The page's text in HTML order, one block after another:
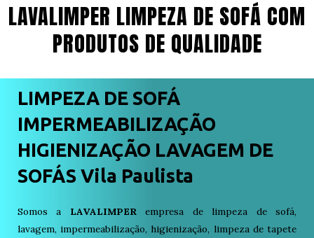
LAVALIMPER LIMPEZA DE SOFÁ COM
PRODUTOS DE QUALIDADE
LIMPEZA DE SOFÁ
IMPERMEABILIZAÇÃO
HIGIENIZAÇÃO LAVAGEM DE
SOFÁS Vila Paulista
Somos a LAVALIMPERempresa de limpeza de sofá,
lavagem, impermeabilização, higienização, limpeza de tapete